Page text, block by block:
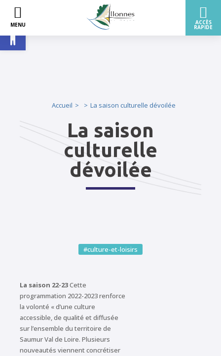
Ouvrir la barre d’outils
Accueil La saison culturelle dévoilée
La saison
culturelle
dévoilée
#culture-et-loisirs
La saison 22-23Cette
programmation 2022-2023 renforce
la volonté « d’une culture
accessible, de qualité et diffusée
sur l’ensemble du territoire de
Saumur Val de Loire. Plusieurs
nouveautés viennent concrétiser